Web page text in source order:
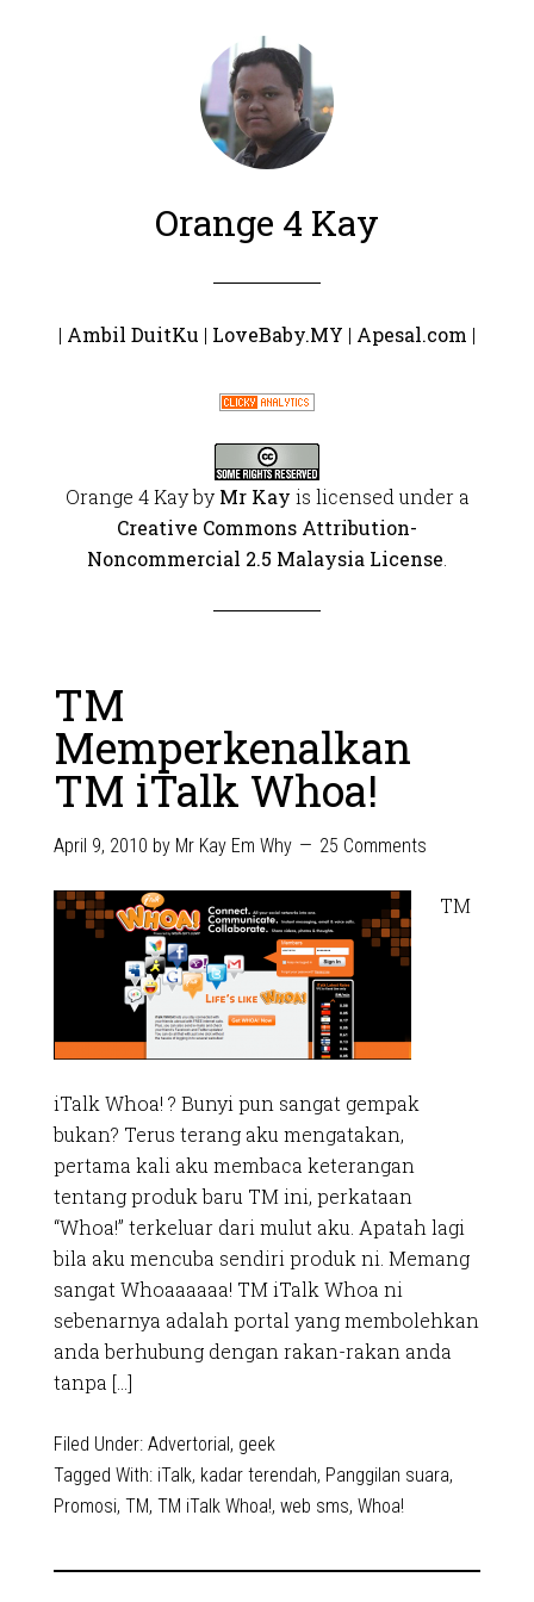
Orange 4 Kay
| Ambil DuitKu | LoveBaby.MY | Apesal.com |
Orange 4 Kayby Mr Kay is licensed under a
Creative Commons Attribution-
Noncommercial 2.5 Malaysia License
TM
Memperkenalkan
TM iTalk Whoa!
April 9, 2010 by Mr Kay Em Why 25 Comments
TM
iTalk Whoa! ? Bunyi pun sangat gempak
bukan? Terus terang aku mengatakan,
pertama kali aku membaca keterangan
tentang produk baru TM ini, perkataan
“Whoa!” terkeluar dari mulut aku. Apatah lagi
bila aku mencuba sendiri produk ni. Memang
sangat Whoaaaaaa! TM iTalk Whoa ni
sebenarnya adalah portal yang membolehkan
anda berhubung dengan rakan-rakan anda
tanpa […]
Filed Under: Advertorial, geek
Tagged With: iTalk, kadar terendah, Panggilan suara,
Promosi, TM, TM iTalk Whoa!, web sms, Whoa!